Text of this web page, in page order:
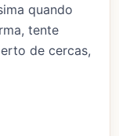
quando
tente
de cercas,